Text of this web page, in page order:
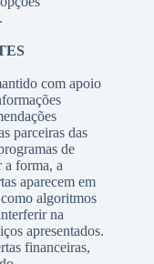
com apoio
parceiras das
de
a forma, a
aparecem em
algoritmos
na
apresentados.
financeiras,